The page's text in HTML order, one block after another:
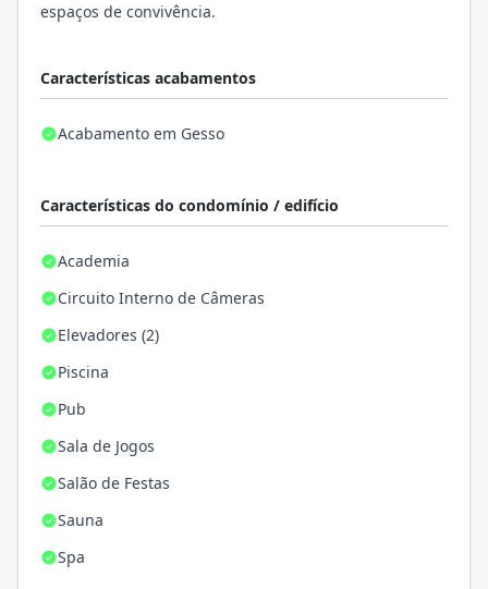
Características acabamentos
Acabamento em Gesso
Características do condomínio / edifício
Academia
Circuito Interno de Câmeras
Elevadores (2)
Piscina
Pub
Sala de Jogos
Salão de Festas
Sauna
Spa
espaços de convivência.